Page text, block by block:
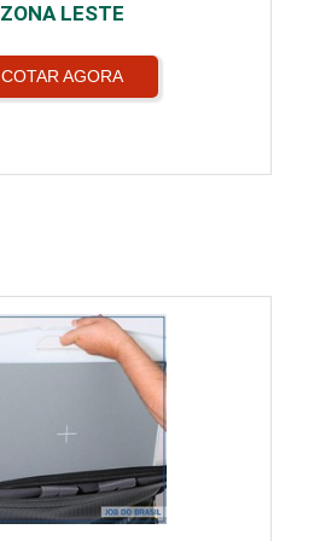
ZONA LESTE
COTAR AGORA